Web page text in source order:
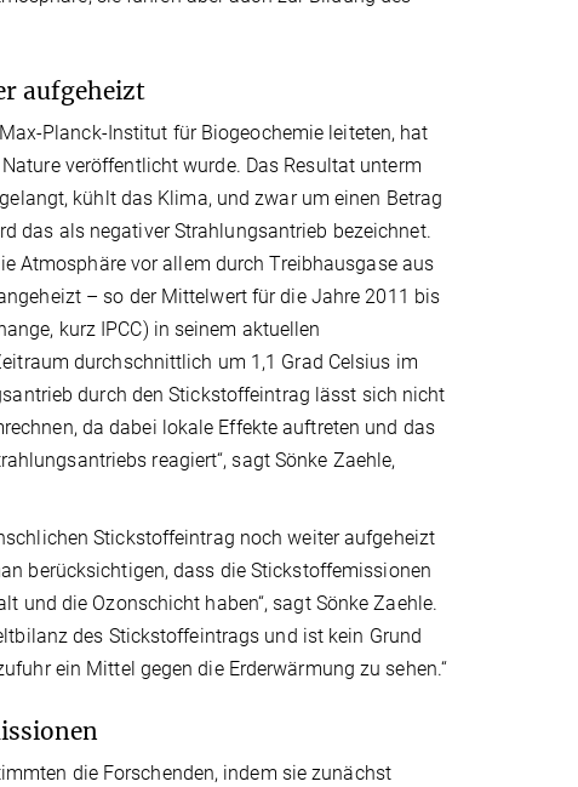
aufgeheizt
Planck-Institut für Biogeochemie leiteten, hat
veröffentlicht wurde. Das Resultat unterm
kühlt das Klima, und zwar um einen Betrag
das als negativer Strahlungsantrieb bezeichnet.
Atmosphäre vor allem durch Treibhausgase aus
– so der Mittelwert für die Jahre 2011 bis
kurz IPCC) in seinem aktuellen
durchschnittlich um 1,1 Grad Celsius im
durch den Stickstoffeintrag lässt sich nicht
da dabei lokale Effekte auftreten und das
reagiert“, sagt Sönke Zaehle,
Stickstoffeintrag noch weiter aufgeheizt
berücksichtigen, dass die Stickstoffemissionen
und die Ozonschicht haben“, sagt Sönke Zaehle.
des Stickstoffeintrags und ist kein Grund
ein Mittel gegen die Erderwärmung zu sehen.“
die Forschenden, indem sie zunächst